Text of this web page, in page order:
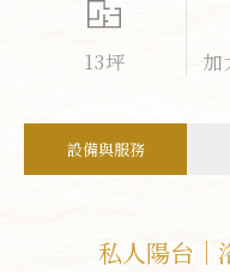
13坪 加
設備與服務
私人陽台｜